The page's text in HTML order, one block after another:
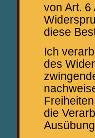
von Art. 6
diese
Ich
des
die